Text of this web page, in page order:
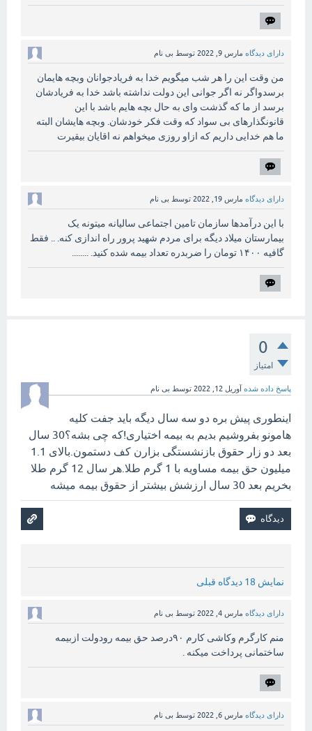
دارای دیدگاه مارس 9, 2022 توسط بی نام
من وقت این را هر شب میگویم خدا به فریادجوانان وبچه هایمان
برسدواگر نه اگر جوانی این دولت نداشته باشد خدا به فریادشان
برسد از ما که گذشت وای به حال بچه هایم باشد با این
قانونگذارهای بی سواد که وقت فکر خودشان. وبچه هایشان البته
ما هم خدایی داریم که ازاو روزی میخواهم نه اقایان بیقیرت
دارای دیدگاه مارس 19, 2022 توسط بی نام
با این درآمدها سازمان تامین اجتماعی سالیانه میتونه یک
بیمارستان میلاد دیگه برای مردم شهید پرور راه اندازی کنه. .. فقط
گافیه ۱۴۰۰ تومان را ضربدره تعداد بیمه شده کنید. ........
0
امتیاز
پاسخ داده شده آوریل 12, 2022 توسط بی نام
اینطوری پیش بره دو سه سال دیگه باید جفت کلیه
هامونو بفروشیم بدیم به بیمه اختیاری!که چی بشه؟30 سال
بعد دو زار حقوق بازنشستگی بزارن کف دستمون.بالای 1.1
میلیون حق بیمه مساویه با 1 گرم طلا.هر سال 12 گرم طلا
بخریم بعد 30 سال ارزشش بیشتر از حقوق بیمه میشه
نمایش 18 دیدگاه قبلی
دارای دیدگاه مارس 4, 2022 توسط بی نام
منم کارگرم وکاشی کارم ۹۰درصد حق بیمه رودولت ازبیمه
ساختمانی پرداخت میکنه .
دارای دیدگاه مارس 6, 2022 توسط بی نام